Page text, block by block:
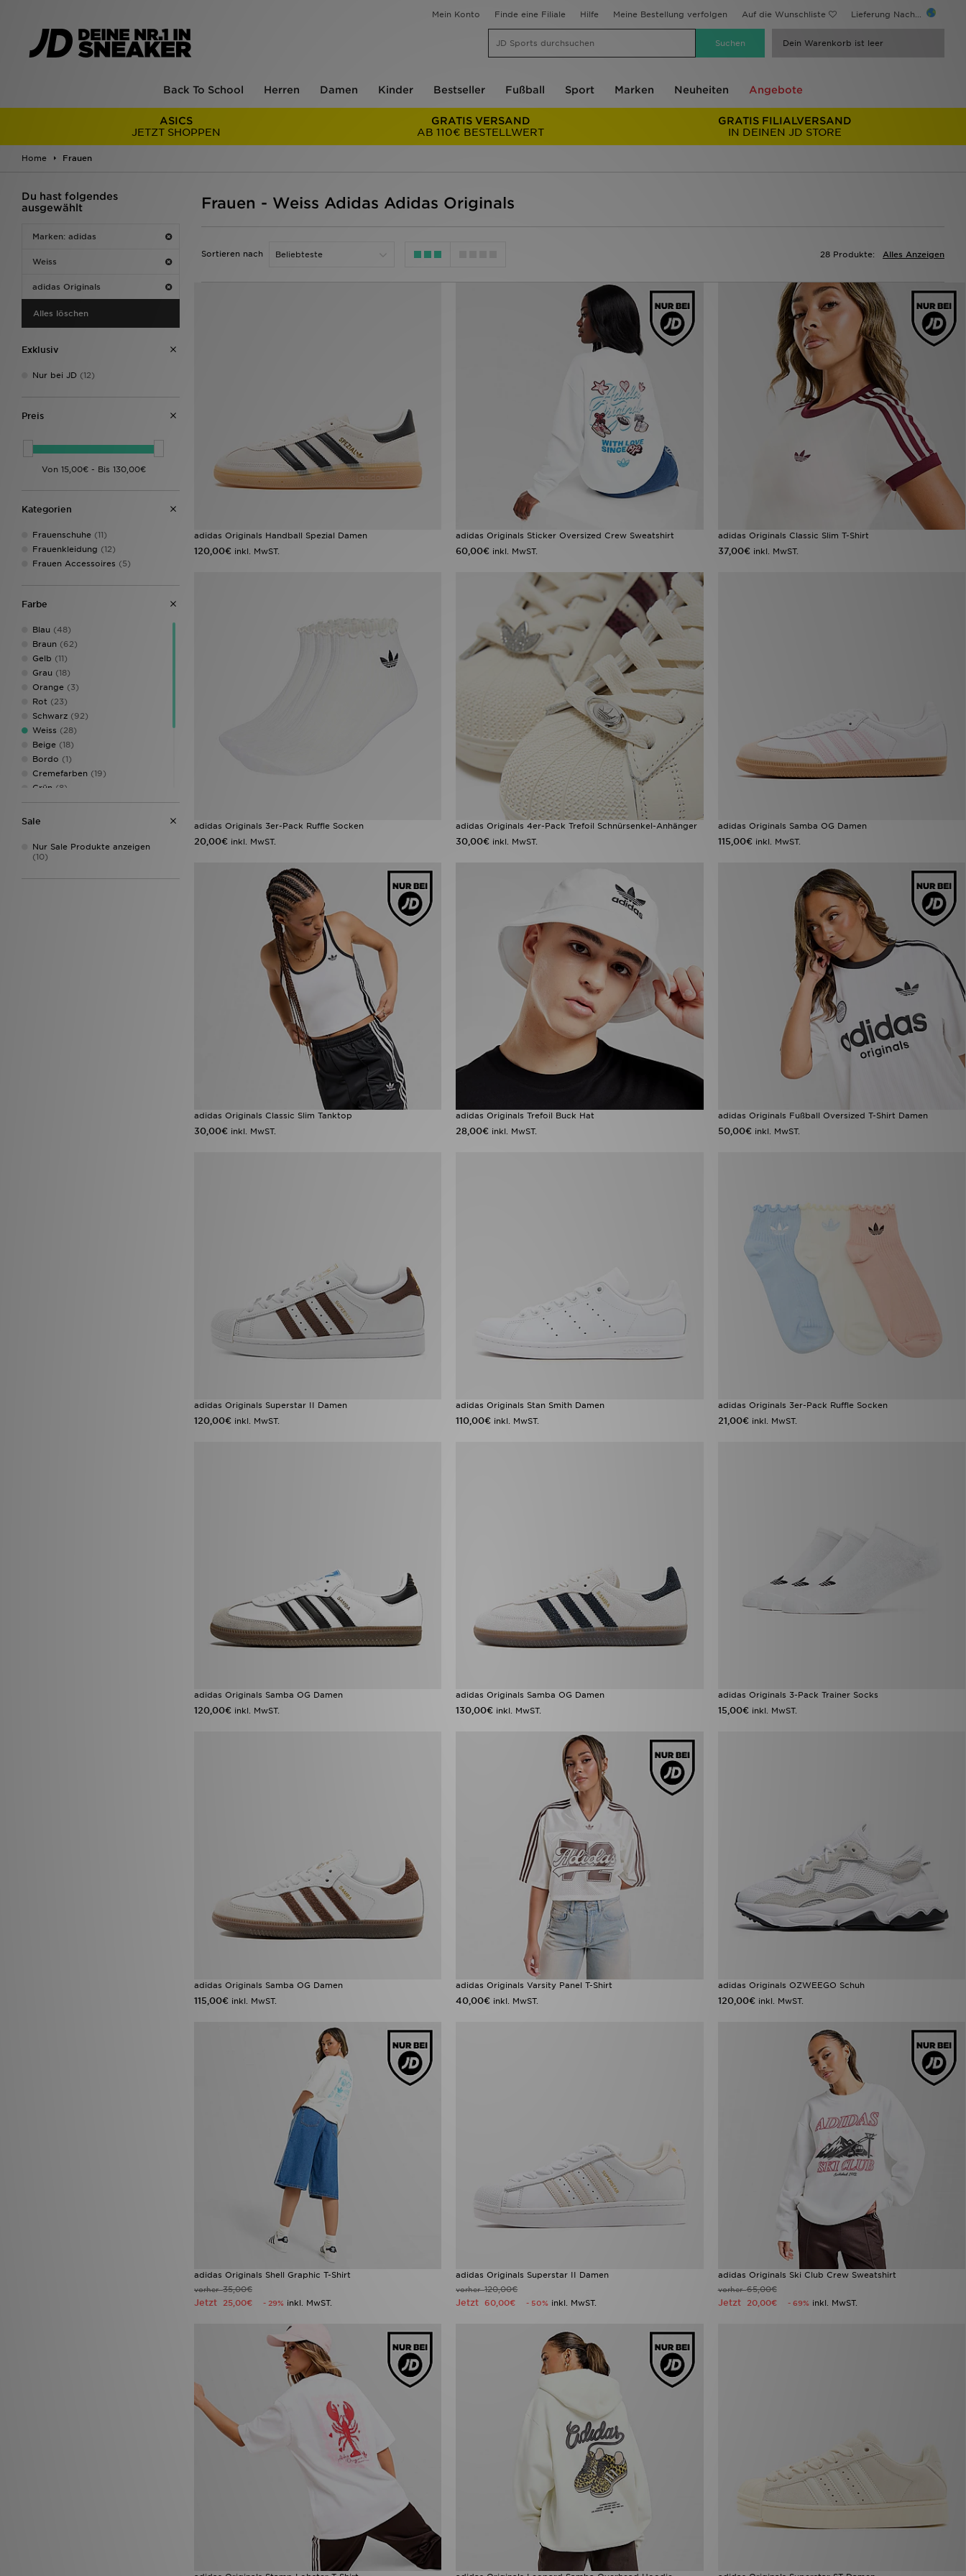
Mein Konto Finde eine Filiale Hilfe Meine Bestellung verfolgen Auf die Wunschliste Lieferung Nach...
Dein Warenkorb ist leer
Back To School Herren Damen Kinder Bestseller Fußball Sport Marken Neuheiten Angebote
ASICS
JETZT SHOPPEN
GRATIS VERSAND
AB 110€ BESTELLWERT
GRATIS FILIALVERSAND
IN DEINEN JD STORE
Home Frauen
Du hast folgendes
ausgewählt
Marken: adidas
Weiss
adidas Originals
Alles löschen
Exklusiv
Nur bei JD (12)
Preis
Kategorien
Frauenschuhe (11)
Frauenkleidung (12)
Frauen Accessoires (5)
Farbe
Blau (48)
Braun (62)
Gelb (11)
Grau (18)
Orange (3)
Rot (23)
Schwarz (92)
Weiss (28)
Beige (18)
Bordo (1)
Cremefarben (19)
Grün (8)
Kahverengi(1)
Mehrfarbig
Silber(3)
Weinrot
Sale
Nur Sale Produkte anzeigen
(10)
Frauen - Weiss Adidas Adidas Originals
Sortieren nach Alles Anzeigen
28 Produkte:
adidas Originals Handball Spezial Damen
120,00€ inkl. MwST.
adidas Originals Sticker Oversized Crew Sweatshirt
60,00€ inkl. MwST.
adidas Originals Classic Slim T-Shirt
37,00€ inkl. MwST.
adidas Originals 3er-Pack Ruffle Socken
20,00€ inkl. MwST.
adidas Originals 4er-Pack Trefoil Schnürsenkel-Anhänger
30,00€ inkl. MwST.
adidas Originals Samba OG Damen
115,00€ inkl. MwST.
adidas Originals Classic Slim Tanktop
30,00€ inkl. MwST.
adidas Originals Trefoil Buck Hat
28,00€ inkl. MwST.
adidas Originals Fußball Oversized T-Shirt Damen
50,00€ inkl. MwST.
adidas Originals Superstar II Damen
120,00€ inkl. MwST.
adidas Originals Stan Smith Damen
110,00€ inkl. MwST.
adidas Originals 3er-Pack Ruffle Socken
21,00€ inkl. MwST.
adidas Originals Samba OG Damen
120,00€ inkl. MwST.
adidas Originals Samba OG Damen
130,00€ inkl. MwST.
adidas Originals 3-Pack Trainer Socks
15,00€ inkl. MwST.
adidas Originals Samba OG Damen
115,00€ inkl. MwST.
adidas Originals Varsity Panel T-Shirt
40,00€ inkl. MwST.
adidas Originals OZWEEGO Schuh
120,00€ inkl. MwST.
adidas Originals Shell Graphic T-Shirt
vorher35,00€
Jetzt 25,00€ - 29% inkl. MwST.
adidas Originals Superstar II Damen
vorher120,00€
Jetzt60,00€ - 50% inkl. MwST.
adidas Originals Ski Club Crew Sweatshirt
vorher65,00€
Jetzt 20,00€ - 69% inkl. MwST.